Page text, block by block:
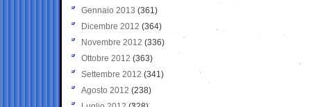
Gennaio 2013 (361)
Dicembre 2012 (364)
Novembre 2012 (336)
Ottobre 2012 (363)
Settembre 2012 (341)
Agosto 2012 (238)